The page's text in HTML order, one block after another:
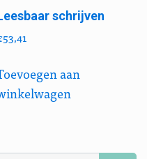
schrijven
53,41
aan